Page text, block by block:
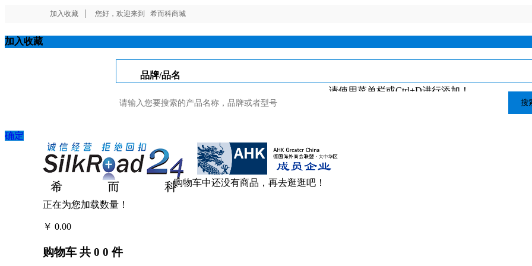
加入收藏 您好，欢迎来到 希而科商城
加入收藏
请使用菜单栏或Ctrl+D进行添加！
确定
购物车中还没有商品，再去逛逛吧！
正在为您加载数量！
￥ 0.00
购物车 共 0 0 件
品牌/品名
搜